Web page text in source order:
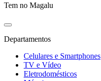
Tem no Magalu
Departamentos
Celulares e Smartphones
TV e Vídeo
Eletrodomésticos